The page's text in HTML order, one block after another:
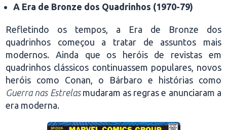
A Era de Bronze dos Quadrinhos (1970-79)
Refletindo os tempos, a Era de Bronze dos
quadrinhos começou a tratar de assuntos mais
modernos. Ainda que os heróis de revistas em
quadrinhos clássicos continuassem populares, novos
heróis como Conan, o Bárbaro e histórias como
Guerra nas Estrelasmudaram as regras e anunciaram a
era moderna.